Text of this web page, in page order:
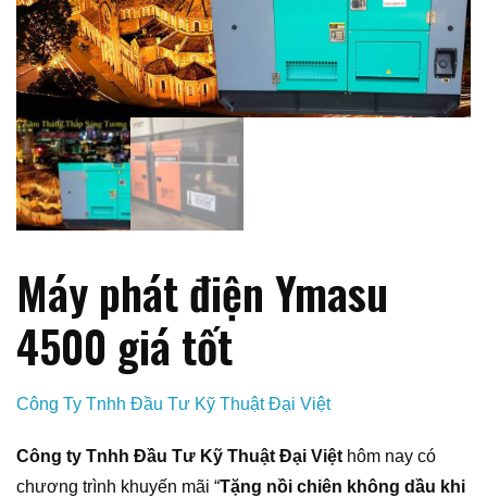
Máy phát điện Ymasu
4500 giá tốt
Công Ty Tnhh Đầu Tư Kỹ Thuật Đại Việt
Công ty Tnhh Đầu Tư Kỹ Thuật Đại Việt hôm nay có
chương trình khuyến mãi “Tặng nồi chiên không dầu khi